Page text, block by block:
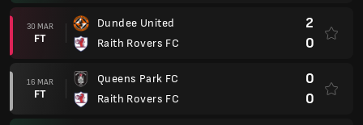
30 MAR
FT
Dundee United
Raith Rovers FC
2
0
16 MAR
FT
Queens Park FC
Raith Rovers FC
0
0